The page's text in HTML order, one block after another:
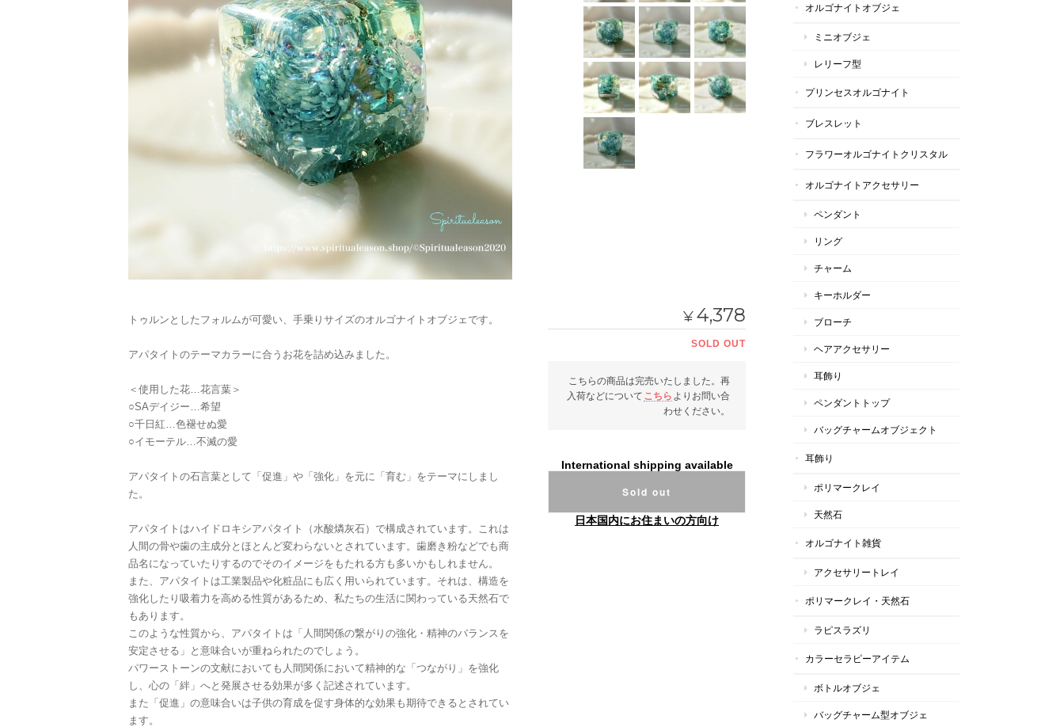
トゥルンとしたフォルムが可愛い、手乗りサイズのオルゴナイトオブジェです。
アパタイトのテーマカラーに合うお花を詰め込みました。
＜使用した花…花言葉＞
○SAデイジー…希望
○千日紅…色褪せぬ愛
○イモーテル…不滅の愛
アパタイトの石言葉として「促進」や「強化」を元に「育む」をテーマにしまし
た。
アパタイトはハイドロキシアパタイト（水酸燐灰石）で構成されています。これは
人間の骨や歯の主成分とほとんど変わらないとされています。歯磨き粉などでも商
品名になっていたりするのでそのイメージをもたれる方も多いかもしれません。
また、アパタイトは工業製品や化粧品にも広く用いられています。それは、構造を
強化したり吸着力を高める性質があるため、私たちの生活に関わっている天然石で
もあります。
このような性質から、アパタイトは「人間関係の繋がりの強化・精神のバランスを
安定させる」と意味合いが重ねられたのでしょう。
パワーストーンの文献においても人間関係において精神的な「つながり」を強化
し、心の「絆」へと発展させる効果が多く記述されています。
また「促進」の意味合いは子供の育成を促す身体的な効果も期待できるとされてい
ます。
¥4,378
SOLD OUT
こちらの商品は完売いたしました。再
入荷などについて こちら よりお問い合
わせください。
International shipping available
Sold out
日本国内にお住まいの方向け
オルゴナイトオブジェ
ミニオブジェ
レリーフ型
プリンセスオルゴナイト
ブレスレット
フラワーオルゴナイトクリスタル
オルゴナイトアクセサリー
ペンダント
リング
チャーム
キーホルダー
ブローチ
ヘアアクセサリー
耳飾り
ペンダントトップ
バッグチャームオブジェクト
耳飾り
ポリマークレイ
天然石
オルゴナイト雑貨
アクセサリートレイ
ポリマークレイ・天然石
ラピスラズリ
カラーセラピーアイテム
ボトルオブジェ
バッグチャーム型オブジェ